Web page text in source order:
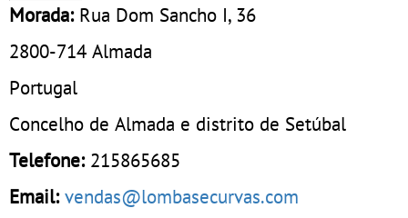
Morada: Rua Dom Sancho I, 36
2800-714 Almada
Portugal
Concelho de Almada e distrito de Setúbal
Telefone: 215865685
Email: vendas@lombasecurvas.com